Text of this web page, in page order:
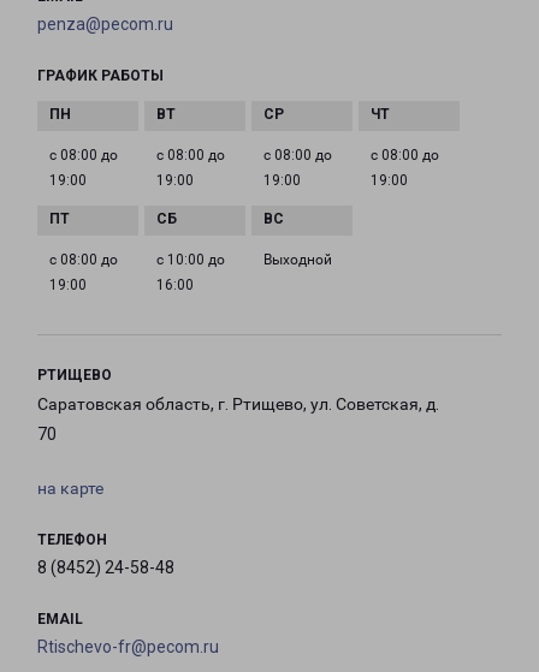
penza@pecom.ru
ГРАФИК РАБОТЫ
с 08:00 до
19:00
с 08:00 до
19:00
с 08:00 до
19:00
с 08:00 до
19:00
с 08:00 до
19:00
с 10:00 до
16:00
Выходной
РТИЩЕВО
Саратовская область, г. Ртищево, ул. Советская, д.
70
на карте
ТЕЛЕФОН
8 (8452) 24-58-48
EMAIL
Rtischevo-fr@pecom.ru